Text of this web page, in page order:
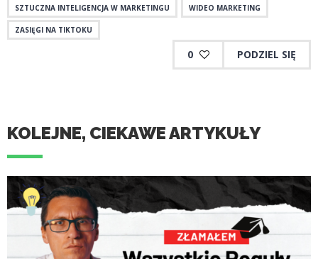
SZTUCZNA INTELIGENCJA W MARKETINGU WIDEO MARKETING
ZASIĘGI NA TIKTOKU
0 PODZIEL SIĘ
KOLEJNE, CIEKAWE ARTYKUŁY